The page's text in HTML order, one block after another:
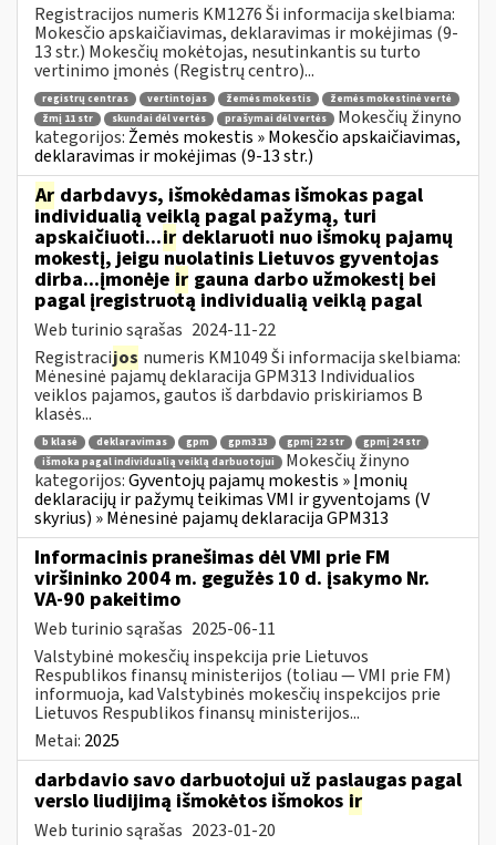
Registracijos numeris KM1276 Ši informacija skelbiama:
Mokesčio apskaičiavimas, deklaravimas ir mokėjimas (9-
13 str.) Mokesčių mokėtojas, nesutinkantis su turto
vertinimo įmonės (Registrų centro)...
registrų centras vertintojas žemės mokestis
žemės mokestinė vertė
žmį 11 str
skundai dėl vertės prašymai dėl vertės
Mokesčių žinyno
kategorijos: Žemės mokestis » Mokesčio apskaičiavimas,
deklaravimas ir mokėjimas (9-13 str.)
Ar darbdavys, išmokėdamas išmokas pagal
individualią veiklą pagal pažymą, turi
apskaičiuoti...ir deklaruoti nuo išmokų pajamų
mokestį, jeigu nuolatinis Lietuvos gyventojas
dirba...įmonėje ir gauna darbo užmokestį bei
pagal įregistruotą individualią veiklą pagal
Web turinio sąrašas 2024-11-22
Registracijos numeris KM1049 Ši informacija skelbiama:
Mėnesinė pajamų deklaracija GPM313 Individualios
veiklos pajamos, gautos iš darbdavio priskiriamos B
klasės...
b klasė deklaravimas gpm gpm313 gpmį 22 str
gpmį 24 str
išmoka pagal individualią veiklą darbuotojui
Mokesčių žinyno
kategorijos:Gyventojų pajamų mokestis » Įmonių
deklaracijų ir pažymų teikimas VMI ir gyventojams (V
skyrius) » Mėnesinė pajamų deklaracija GPM313
Informacinis pranešimas dėl VMI prie FM
viršininko 2004 m. gegužės 10 d. įsakymo Nr.
VA-90 pakeitimo
Web turinio sąrašas 2025-06-11
Valstybinė mokesčių inspekcija prie Lietuvos
Respublikos finansų ministerijos (toliau ― VMI prie FM)
informuoja, kad Valstybinės mokesčių inspekcijos prie
Lietuvos Respublikos finansų ministerijos...
Metai: 2025
darbdavio savo darbuotojui už paslaugas pagal
verslo liudijimą išmokėtos išmokos ir
Web turinio sąrašas 2023-01-20